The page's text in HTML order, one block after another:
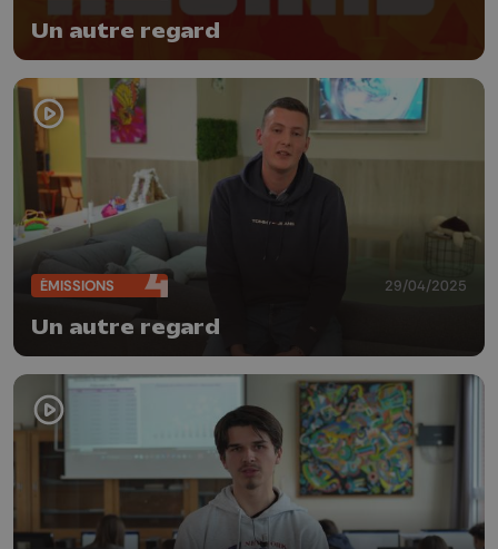
Un autre regard
ÉMISSIONS 29/04/2025
Un autre regard